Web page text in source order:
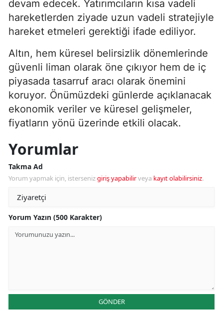
devam edecek. Yatırımcıların kısa vadeli
hareketlerden ziyade uzun vadeli stratejiyle
hareket etmeleri gerektiği ifade ediliyor.
Altın, hem küresel belirsizlik dönemlerinde
güvenli liman olarak öne çıkıyor hem de iç
piyasada tasarruf aracı olarak önemini
koruyor. Önümüzdeki günlerde açıklanacak
ekonomik veriler ve küresel gelişmeler,
fiyatların yönü üzerinde etkili olacak.
Yorumlar
Takma Ad
Yorum yapmak için, istersenizgiriş yapabilirveya kayıt olabilirsiniz.
Yorum Yazın (500 Karakter)
GÖNDER